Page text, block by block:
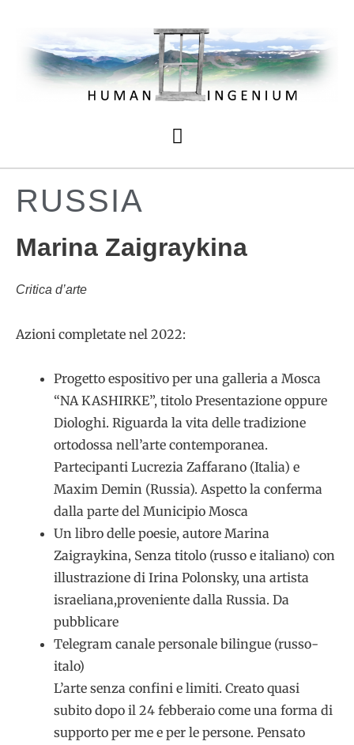
RUSSIA
Marina Zaigraykina
Critica d’arte
Azioni completate nel 2022:
Progetto espositivo per una galleria a Mosca
“NA KASHIRKE”, titolo Presentazione oppure
Diologhi. Riguarda la vita delle tradizione
ortodossa nell’arte contemporanea.
Partecipanti Lucrezia Zaffarano (Italia) e
Maxim Demin (Russia). Aspetto la conferma
dalla parte del Municipio Mosca
Un libro delle poesie, autore Marina
Zaigraykina, Senza titolo (russo e italiano) con
illustrazione di Irina Polonsky, una artista
israeliana,proveniente dalla Russia. Da
pubblicare
Telegram canale personale bilingue (russo-
italo)
L’arte senza confini e limiti. Creato quasi
subito dopo il 24 febberaio come una forma di
supporto per me e per le persone. Pensato